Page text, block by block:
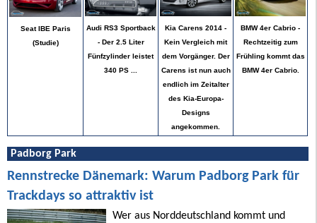
Seat IBE Paris
(Studie)
Audi RS3 Sportback
- Der 2.5 Liter
Fünfzylinder leistet
340 PS ...
Kia Carens 2014 -
Kein Vergleich mit
dem Vorgänger. Der
Carens ist nun auch
endlich im Zeitalter
des Kia-Europa-
Designs
angekommen.
BMW 4er Cabrio -
Rechtzeitig zum
Frühling kommt das
BMW 4er Cabrio.
Padborg Park
Rennstrecke Dänemark: Warum Padborg Park für
Trackdays so attraktiv ist
Wer aus Norddeutschland kommt und